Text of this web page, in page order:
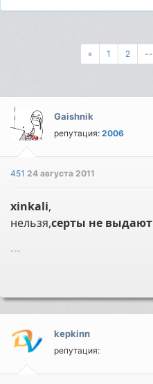
« 1 2 --
Gaishnik
репутация:2006
45124 августа 2011
xinkali,
нельзя,серты не выдают
---
kepkinn
репутация: